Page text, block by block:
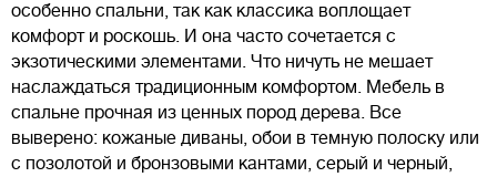
особенно спальни, так как классика воплощает
комфорт и роскошь. И она часто сочетается с
экзотическими элементами. Что ничуть не мешает
наслаждаться традиционным комфортом. Мебель в
спальне прочная из ценных пород дерева. Все
выверено: кожаные диваны, обои в темную полоску или
с позолотой и бронзовыми кантами, серый и черный,